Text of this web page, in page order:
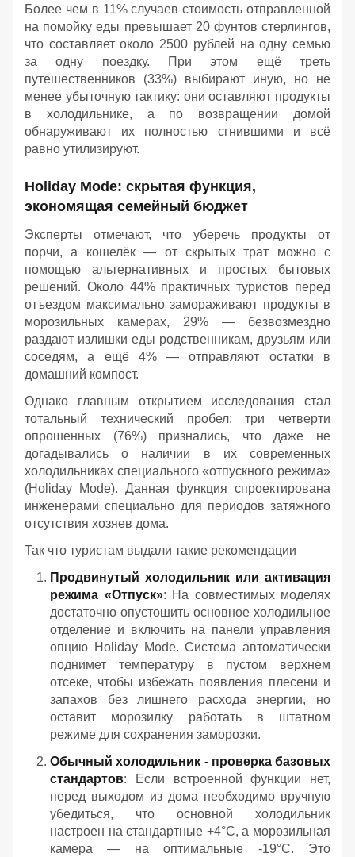
Более чем в 11% случаев стоимость отправленной
на помойку еды превышает 20 фунтов стерлингов,
что составляет около 2500 рублей на одну семью
за одну поездку. При этом ещё треть
путешественников (33%) выбирают иную, но не
менее убыточную тактику: они оставляют продукты
в холодильнике, а по возвращении домой
обнаруживают их полностью сгнившими и всё
равно утилизируют.
Holiday Mode: скрытая функция,
экономящая семейный бюджет
Эксперты отмечают, что уберечь продукты от
порчи, а кошелёк — от скрытых трат можно с
помощью альтернативных и простых бытовых
решений. Около 44% практичных туристов перед
отъездом максимально замораживают продукты в
морозильных камерах, 29% — безвозмездно
раздают излишки еды родственникам, друзьям или
соседям, а ещё 4% — отправляют остатки в
домашний компост.
Однако главным открытием исследования стал
тотальный технический пробел: три четверти
опрошенных (76%) признались, что даже не
догадывались о наличии в их современных
холодильниках специального «отпускного режима»
(Holiday Mode). Данная функция спроектирована
инженерами специально для периодов затяжного
отсутствия хозяев дома.
Так что туристам выдали такие рекомендации
Продвинутый холодильник или активация
режима «Отпуск»: На совместимых моделях
достаточно опустошить основное холодильное
отделение и включить на панели управления
опцию Holiday Mode. Система автоматически
поднимет температуру в пустом верхнем
отсеке, чтобы избежать появления плесени и
запахов без лишнего расхода энергии, но
оставит морозилку работать в штатном
режиме для сохранения заморозки.
Обычный холодильник - проверка базовых
стандартов: Если встроенной функции нет,
перед выходом из дома необходимо вручную
убедиться, что основной холодильник
настроен на стандартные +4°C, а морозильная
камера — на оптимальные -19°C. Это